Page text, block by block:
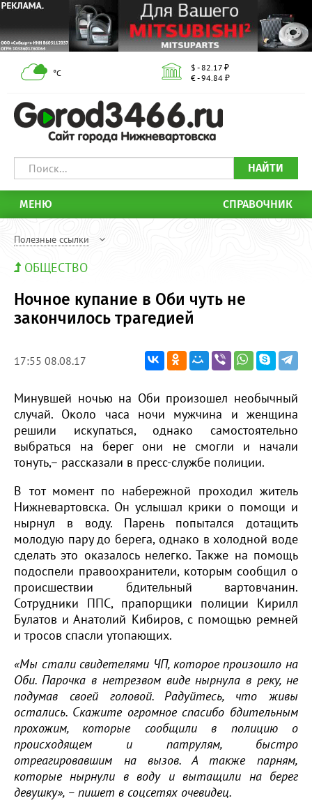
°С
$ - 82.17 ₽
€ - 94.84 ₽
НАЙТИ
МЕНЮ СПРАВОЧНИК
Полезные ссылки
ОБЩЕСТВО
Ночное купание в Оби чуть не
закончилось трагедией
17:55 08.08.17
Минувшей ночью на Оби произошел необычный
случай. Около часа ночи мужчина и женщина
решили искупаться, однако самостоятельно
выбраться на берег они не смогли и начали
тонуть,– рассказали в пресс-службе полиции.
В тот момент по набережной проходил житель
Нижневартовска. Он услышал крики о помощи и
нырнул в воду. Парень попытался дотащить
молодую пару до берега, однако в холодной воде
сделать это оказалось нелегко. Также на помощь
подоспели правоохранители, которым сообщил о
происшествии бдительный вартовчанин.
Сотрудники ППС, прапорщики полиции Кирилл
Булатов и Анатолий Кибиров, с помощью ремней
и тросов спасли утопающих.
«Мы стали свидетелями ЧП, которое произошло на
Оби. Парочка в нетрезвом виде нырнула в реку, не
подумав своей головой. Радуйтесь, что живы
остались. Скажите огромное спасибо бдительным
прохожим, которые сообщили в полицию о
происходящем и патрулям, быстро
отреагировавшим на вызов. А также парням,
которые нырнули в воду и вытащили на берег
девушку», – пишет в соцсетях очевидец.